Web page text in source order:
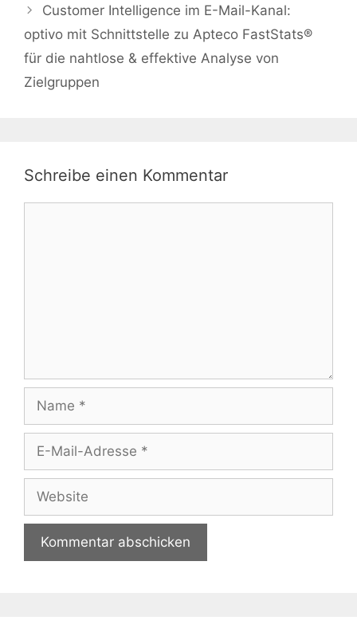
Customer Intelligence im E-Mail-Kanal:
optivo mit Schnittstelle zu Apteco FastStats®
für die nahtlose & effektive Analyse von
Zielgruppen
Schreibe einen Kommentar
Name
Adresse
Website